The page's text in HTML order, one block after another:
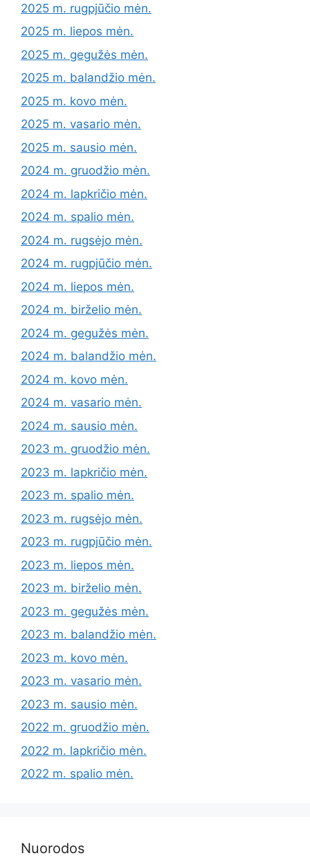
2025 m. rugpjūčio mėn.
2025 m. liepos mėn.
2025 m. gegužės mėn.
2025 m. balandžio mėn.
2025 m. kovo mėn.
2025 m. vasario mėn.
2025 m. sausio mėn.
2024 m. gruodžio mėn.
2024 m. lapkričio mėn.
2024 m. spalio mėn.
2024 m. rugsėjo mėn.
2024 m. rugpjūčio mėn.
2024 m. liepos mėn.
2024 m. birželio mėn.
2024 m. gegužės mėn.
2024 m. balandžio mėn.
2024 m. kovo mėn.
2024 m. vasario mėn.
2024 m. sausio mėn.
2023 m. gruodžio mėn.
2023 m. lapkričio mėn.
2023 m. spalio mėn.
2023 m. rugsėjo mėn.
2023 m. rugpjūčio mėn.
2023 m. liepos mėn.
2023 m. birželio mėn.
2023 m. gegužės mėn.
2023 m. balandžio mėn.
2023 m. kovo mėn.
2023 m. vasario mėn.
2023 m. sausio mėn.
2022 m. gruodžio mėn.
2022 m. lapkričio mėn.
2022 m. spalio mėn.
Nuorodos